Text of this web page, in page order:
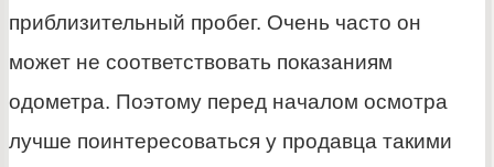
приблизительный пробег. Очень часто он
может не соответствовать показаниям
одометра. Поэтому перед началом осмотра
лучше поинтересоваться у продавца такими